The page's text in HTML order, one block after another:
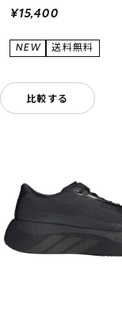
¥15,400
比較する